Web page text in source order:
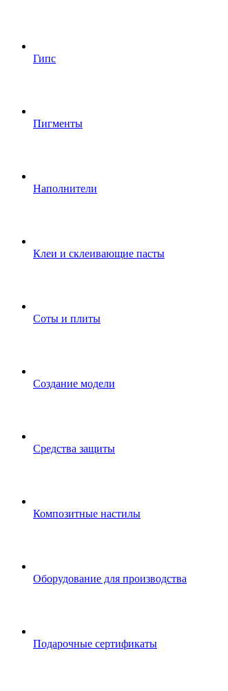
Гипс
Пигменты
Наполнители
Клеи и склеивающие пасты
Соты и плиты
Создание модели
Средства защиты
Композитные настилы
Оборудование для производства
Подарочные сертификаты